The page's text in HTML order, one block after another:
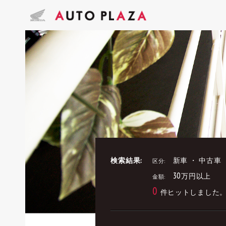
検索結果: 区分: 新車 ・ 中古車
金額: 30万円以上
0 件ヒットしました。